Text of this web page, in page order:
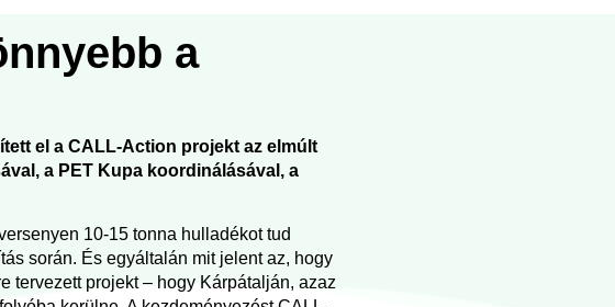
a
el a CALL-Action projekt az elmúlt
a PET Kupa koordinálásával, a
10-15 tonna hulladékot tud
során. És egyáltalán mit jelent az, hogy
tervezett projekt – hogy Kárpátalján, azaz